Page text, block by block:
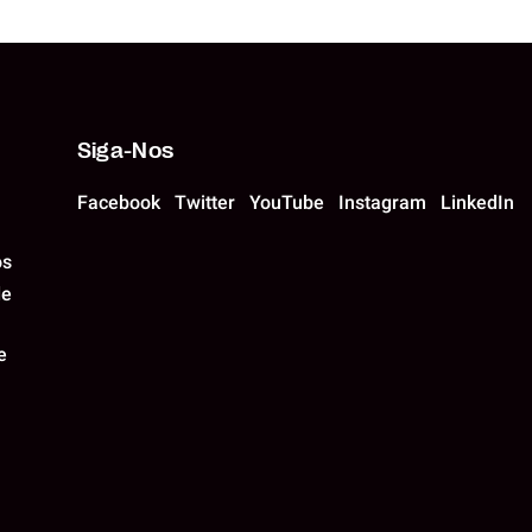
SVENSKA
Siga-Nos
Facebook Twitter YouTube Instagram LinkedIn